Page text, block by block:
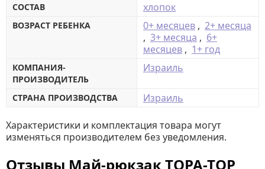
СОСТАВ хлопок
ВОЗРАСТ РЕБЕНКА 0+ месяцев , 2+ месяца
, 3+ месяца , 6+
месяцев , 1+ год
КОМПАНИЯ-
ПРОИЗВОДИТЕЛЬ
Израиль
СТРАНА ПРОИЗВОДСТВА Израиль
Характеристики и комплектация товара могут
изменяться производителем без уведомления.
Отзывы Май-рюкзак TOPA-TOP